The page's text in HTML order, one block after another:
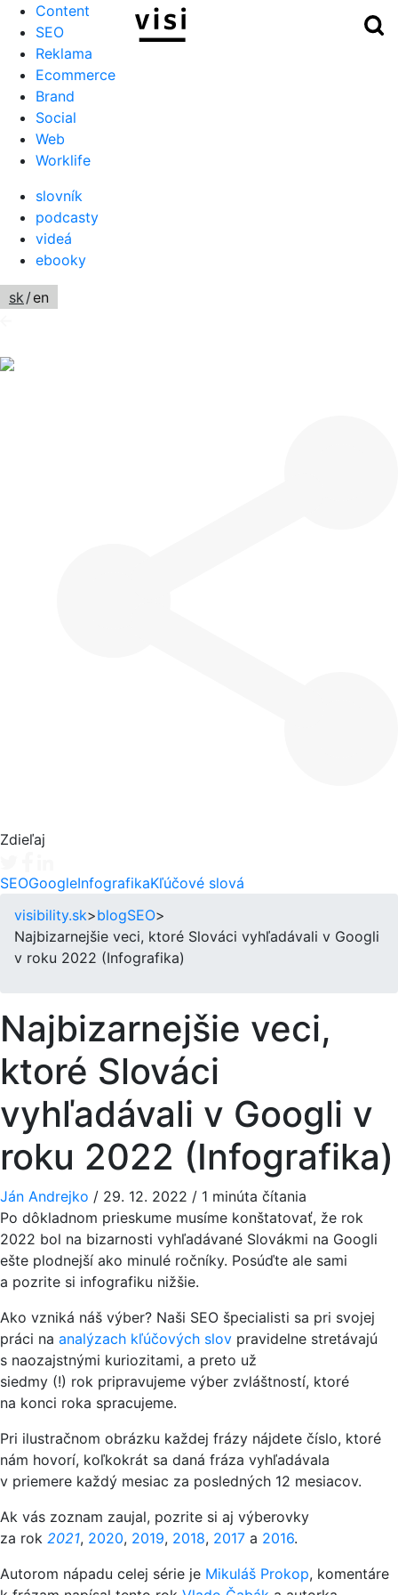
Menu
Content
SEO
Reklama
Ecommerce
Brand
Social
Web
Worklife
slovník
podcasty
videá
ebooky
sk/en
Zdieľaj
SEOGoogleInfografikaKľúčové slová
visibility.sk>blogSEO>
Najbizarnejšie veci, ktoré Slováci vyhľadávali v Googli
v roku 2022 (Infografika)
Najbizarnejšie veci,
ktoré Slováci
vyhľadávali v Googli v
roku 2022 (Infografika)
Ján Andrejko / 29. 12. 2022 / 1 minúta čítania
Po dôkladnom prieskume musíme konštatovať, že rok
2022 bol na bizarnosti vyhľadávané Slovákmi na Googli
ešte plodnejší ako minulé ročníky. Posúďte ale sami
a pozrite si infografiku nižšie.
Ako vzniká náš výber? Naši SEO špecialisti sa pri svojej
práci na analýzach kľúčových slov pravidelne stretávajú
s naozajstnými kuriozitami, a preto už
siedmy (!) rok pripravujeme výber zvláštností, ktoré
na konci roka spracujeme.
Pri ilustračnom obrázku každej frázy nájdete číslo, ktoré
nám hovorí, koľkokrát sa daná fráza vyhľadávala
v priemere každý mesiac za posledných 12 mesiacov.
Ak vás zoznam zaujal, pozrite si aj výberovky
za rok 2021, 2020, 2019, 2018, 2017 a 2016.
Autorom nápadu celej série je Mikuláš Prokop, komentáre